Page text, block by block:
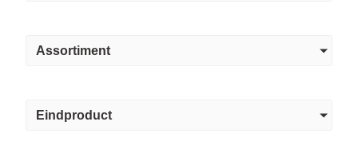
Assortiment
Eindproduct